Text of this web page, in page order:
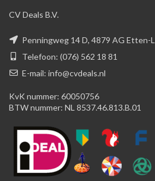
CV Deals B.V.
Penningweg 14 D, 4879 AG Etten-
Telefoon: (076) 562 18 81
E-mail: info@cvdeals.nl
KvK nummer: 60050756
BTW nummer: NL 8537.46.813.B.01